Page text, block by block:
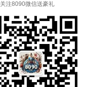
关注8090微信送豪礼